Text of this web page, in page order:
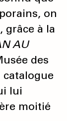
on
grâce à la
AU
des
catalogue
lui
moitié